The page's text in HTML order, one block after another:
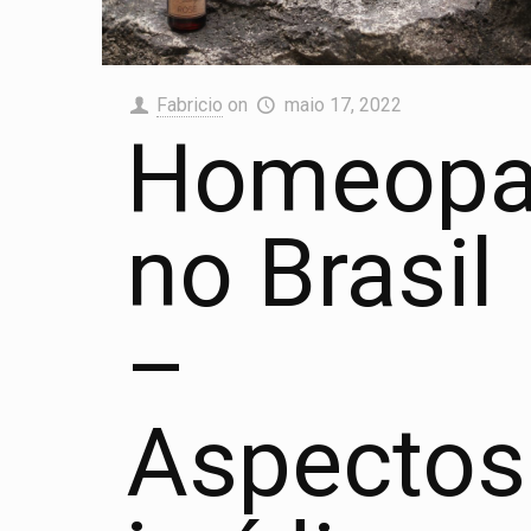
Fabricio on maio 17, 2022
no Brasil
–
Aspectos